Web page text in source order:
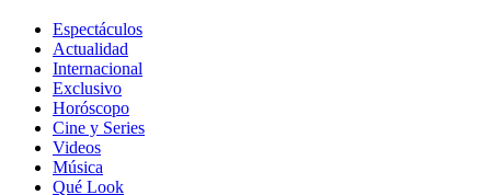
Espectáculos
Actualidad
Internacional
Exclusivo
Horóscopo
Cine y Series
Videos
Música
Qué Look